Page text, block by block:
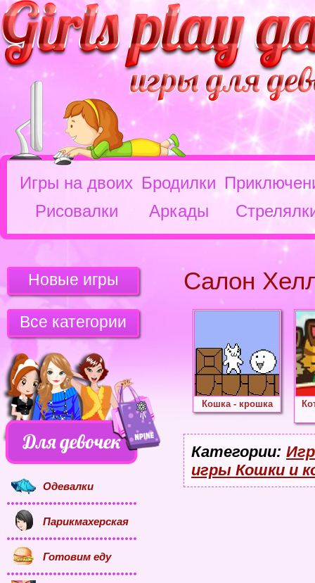
Игры на двоих Бродилки
Рисовалки
Аркады
Салон
Кошка - крошка
Категории:
игры Кошки и
Новые игры
Все категории
Одевалки
Парикмахерская
Готовим еду